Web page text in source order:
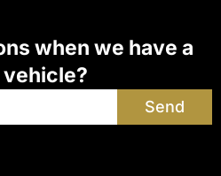
when we have a
Send